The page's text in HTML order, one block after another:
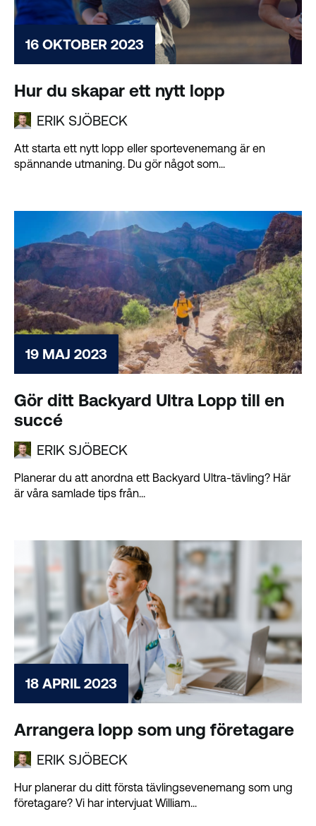
16 OKTOBER 2023
Hur du skapar ett nytt lopp
ERIK SJÖBECK
Att starta ett nytt lopp eller sportevenemang är en
spännande utmaning. Du gör något som...
19 MAJ 2023
Gör ditt Backyard Ultra Lopp till en
succé
ERIK SJÖBECK
Planerar du att anordna ett Backyard Ultra-tävling? Här
är våra samlade tips från...
18 APRIL 2023
Arrangera lopp som ung företagare
ERIK SJÖBECK
Hur planerar du ditt första tävlingsevenemang som ung
företagare? Vi har intervjuat William...